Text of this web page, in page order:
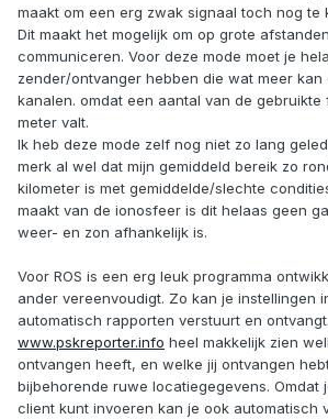
maakt om een erg zwak signaal toch nog te
Dit maakt het mogelijk om op grote
communiceren. Voor deze mode moet je
zender/ontvanger hebben die wat meer kan
kanalen. omdat een aantal van de gebruikte
meter valt.
Ik heb deze mode zelf nog niet zo lang
merk al wel dat mijn gemiddeld bereik zo
kilometer is met gemiddelde/slechte
maakt van de ionosfeer is dit helaas geen
weer- en zon afhankelijk is.
Voor ROS is een erg leuk programma
ander vereenvoudigt. Zo kan je instellingen
automatisch rapporten verstuurt en
www.pskreporter.info heel makkelijk zien
ontvangen heeft, en welke jij ontvangen
bijbehorende ruwe locatiegegevens. Omdat
client kunt invoeren kan je ook automatisch